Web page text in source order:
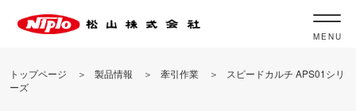
MENU
トップページ 製品情報 牽引作業
スピードカルチ APS01シリ
ーズ